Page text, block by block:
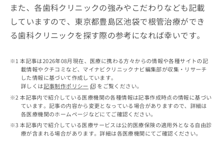
また、各歯科クリニックの強みやこだわりなども記載
していますので、東京都豊島区池袋で根管治療ができ
る歯科クリニックを探す際の参考になれば幸いです。
本記事は2026年08月現在、医療に携わる方々からの情報や各種サイトの記
載情報やクチコミなど、マイナビクリニックナビ編集部が収集・リサーチ
した情報に基づいて作成しています。
詳しくは記事制作ポリシー
をご覧ください。
本記事内で紹介している医療機関の各種情報は記事作成時点の情報に基づい
ています。記事の内容から変更となっている場合がありますので、詳細は
各医療機関のホームページなどにてご確認ください。
本記事内で紹介している医療サービスは公的医療保険の適用外となる自由診
療が含まれる場合があります。詳細は各医療機関にてご確認ください。
ら
こち
らは
マイ
クリ
ニッ
クナ
ビサ
イト
への
お問
合せ
フォ
ーム
は
こ
ち
ら
資
請
こ
広
告
稿
い
せ